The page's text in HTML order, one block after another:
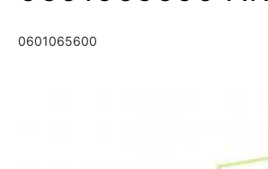
0601065600